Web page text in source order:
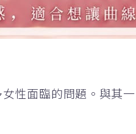
性面臨的問題。與其